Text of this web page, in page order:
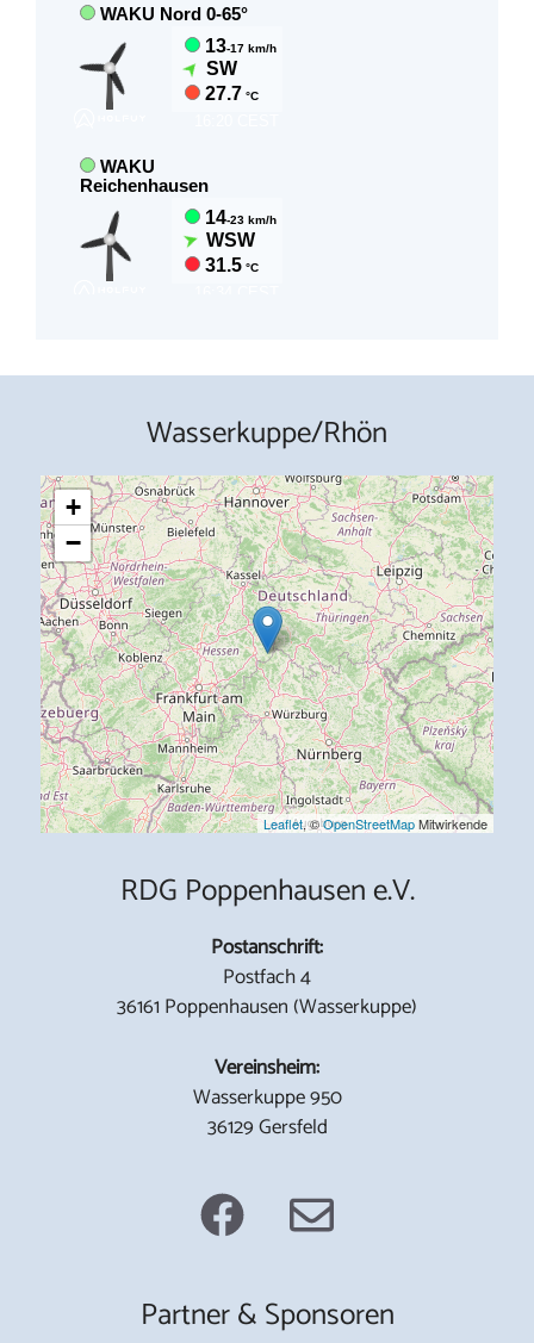
Wasserkuppe/Rhön
+
−
Leaflet, ©OpenStreetMapMitwirkende
RDG Poppenhausen e.V.
Postanschrift:
Postfach 4
36161 Poppenhausen (Wasserkuppe)
Vereinsheim:
Wasserkuppe 950
36129 Gersfeld
Partner & Sponsoren